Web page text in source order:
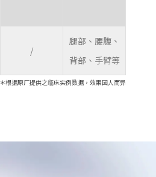
/
腿部、腰腹、
背部、手臂等
＊根据原厂提供之临床实例数据，效果因人而异